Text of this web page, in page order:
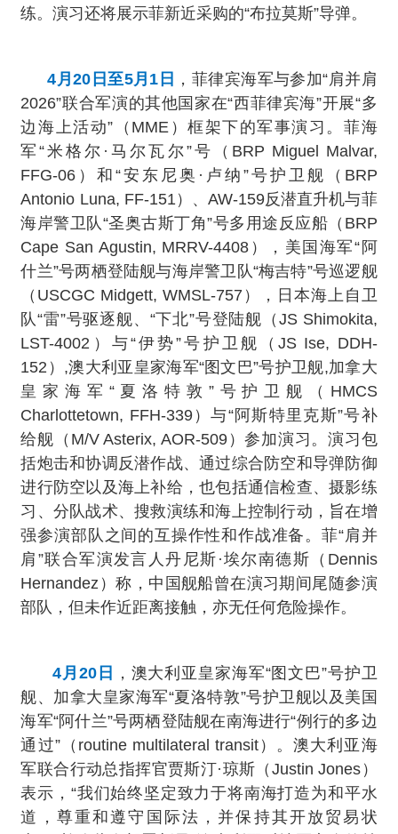
练。演习还将展示菲新近采购的“布拉莫斯”导弹。
4月20日至5月1日 ，菲律宾海军与参加“肩并肩
2026”联合军演的其他国家在“西菲律宾海”开展“多
边海上活动”（MME）框架下的军事演习。菲海
军“米格尔·马尔瓦尔”号（BRP Miguel Malvar,
FFG-06）和“安东尼奥·卢纳”号护卫舰（BRP
Antonio Luna, FF-151）、AW-159反潜直升机与菲
海岸警卫队“圣奥古斯丁角”号多用途反应船（BRP
Cape San Agustin, MRRV-4408），美国海军“阿
什兰”号两栖登陆舰与海岸警卫队“梅吉特”号巡逻舰
（USCGC Midgett, WMSL-757），日本海上自卫
队“雷”号驱逐舰、“下北”号登陆舰（JS Shimokita,
LST-4002）与“伊势”号护卫舰（JS Ise, DDH-
152）,澳大利亚皇家海军“图文巴”号护卫舰,加拿大
皇家海军“夏洛特敦”号护卫舰（HMCS
Charlottetown, FFH-339）与“阿斯特里克斯”号补
给舰（M/V Asterix, AOR-509）参加演习。演习包
括炮击和协调反潜作战、通过综合防空和导弹防御
进行防空以及海上补给，也包括通信检查、摄影练
习、分队战术、搜救演练和海上控制行动，旨在增
强参演部队之间的互操作性和作战准备。菲“肩并
肩”联合军演发言人丹尼斯·埃尔南德斯（Dennis
Hernandez）称，中国舰船曾在演习期间尾随参演
部队，但未作近距离接触，亦无任何危险操作。
4月20日
，澳大利亚皇家海军“图文巴”号护卫
舰、加拿大皇家海军“夏洛特敦”号护卫舰以及美国
海军“阿什兰”号两栖登陆舰在南海进行“例行的多边
通过”（routine multilateral transit）。澳大利亚海
军联合行动总指挥官贾斯汀·琼斯（Justin Jones）
表示，“我们始终坚定致力于将南海打造为和平水
道，尊重和遵守国际法，并保持其开放贸易状